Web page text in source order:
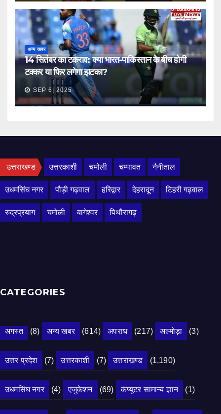
अन्य खबर
14 सितंबर का टकराव: क्या भारत-पाकिस्तान के बीच होगी
टक्कर या फिर लगेगा झटका?
SEP 6, 2025
उत्तराखण्ड उत्तरकाशी चमोली चम्पावत नैनीताल
उधमसिंघ नगर पौड़ी गढ़वाल हरिद्वार देहरादून टिहरी गढ़वाल
रुद्रप्रयाग चमोली बागेश्वर पिथौरागढ़
CATEGORIES
अगस्त (8) अन्य खबर (614) अपराध (217) अल्मोड़ा (3)
उत्तर प्रदेश (7) उत्तरकाशी (7) उत्तराखण्ड (1,190)
उधमसिंघ नगर (4) एजुकेशन (69) कंप्यूटर सामान्य ज्ञान (1)